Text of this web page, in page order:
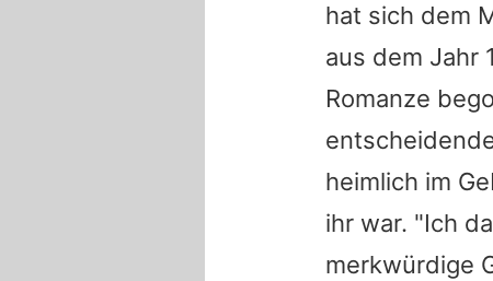
hat sich dem
aus dem Jahr
Romanze
heimlich im
ihr war. "Ich
merkwürdige